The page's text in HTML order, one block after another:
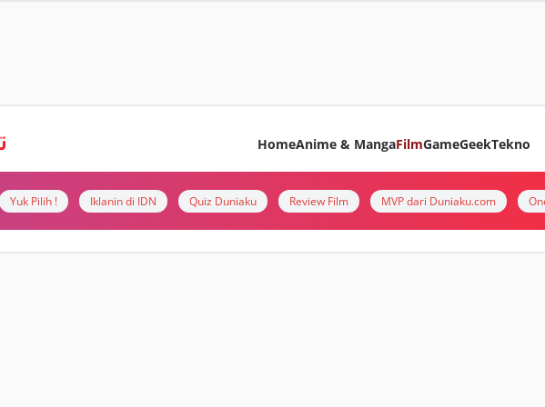
HomeAnime & MangaFilmGameGeekTekno
Yuk Pilih ! Iklanin di IDN Quiz Duniaku Review Film MVP dari Duniaku.com